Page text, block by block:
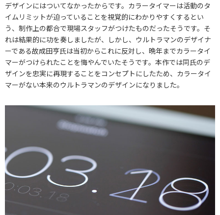
デザインにはついてなかったからです。カラータイマーは活動のタ
イムリミットが迫っていることを視覚的にわかりやすくするとい
う、制作上の都合で現場スタッフがつけたものだったそうです。そ
れは結果的に功を奏しましたが、しかし、ウルトラマンのデザイナ
ーである故成田亨氏は当初からこれに反対し、晩年までカラータイ
マーがつけられたことを悔やんでいたそうです。本作では同氏のデ
ザインを忠実に再現することをコンセプトにしたため、カラータイ
マーがない本来のウルトラマンのデザインになりました。